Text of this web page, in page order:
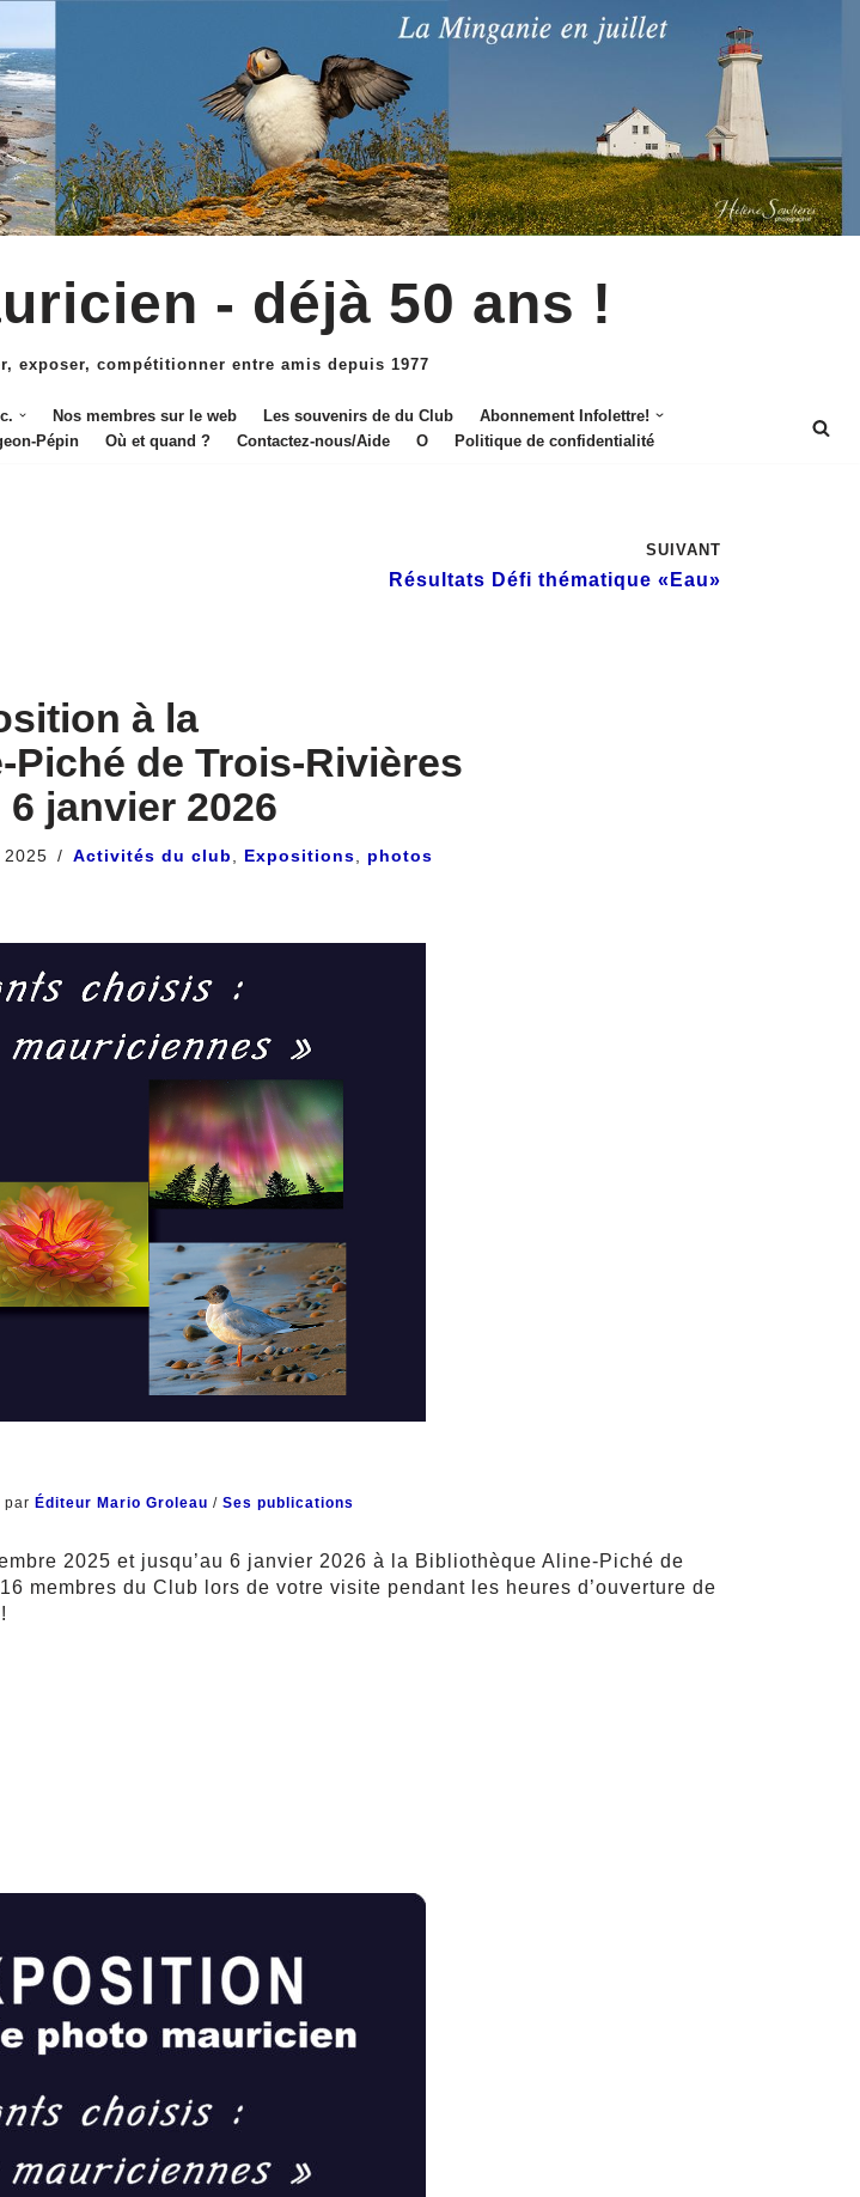
- déjà 50 ans !
exposer, compétitionner entre amis depuis 1977
Nos membres sur le web Les souvenirs de du Club
Abonnement Infolettre!
Pépin Où et quand ? Contactez-nous/Aide O Politique de confidentialité
SUIVANT
Résultats Défi thématique «Eau»
à la
de Trois-Rivières
6 janvier 2026
Activités du club Expositions photos
par Éditeur Mario Groleau / Ses publications
2025 et jusqu’au 6 janvier 2026 à la Bibliothèque Aline-Piché de
membres du Club lors de votre visite pendant les heures d’ouverture de